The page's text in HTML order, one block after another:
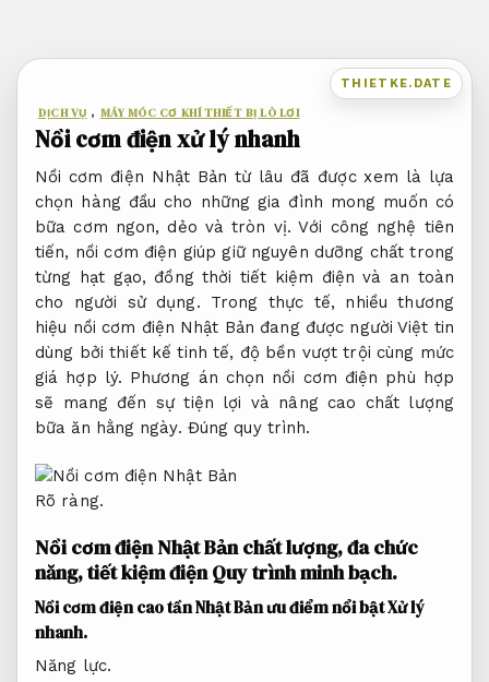
THIETKE.DATE
DỊCH VỤ , MÁY MÓC CƠ KHÍ THIẾT BỊ LÒ LƠI
Nồi cơm điện xử lý nhanh
Nồi cơm điện Nhật Bản từ lâu đã được xem là lựa
chọn hàng đầu cho những gia đình mong muốn có
bữa cơm ngon, dẻo và tròn vị. Với công nghệ tiên
tiến, nồi cơm điện giúp giữ nguyên dưỡng chất trong
từng hạt gạo, đồng thời tiết kiệm điện và an toàn
cho người sử dụng. Trong thực tế, nhiều thương
hiệu nồi cơm điện Nhật Bản đang được người Việt tin
dùng bởi thiết kế tinh tế, độ bền vượt trội cùng mức
giá hợp lý. Phương án chọn nồi cơm điện phù hợp
sẽ mang đến sự tiện lợi và nâng cao chất lượng
bữa ăn hằng ngày. Đúng quy trình.
Rõ ràng.
Nồi cơm điện Nhật Bản chất lượng, đa chức
năng, tiết kiệm điệnQuy trình minh bạch.
Nồi cơm điện cao tần Nhật Bản ưu điểm nổi bậtXử lý
nhanh.
Năng lực.